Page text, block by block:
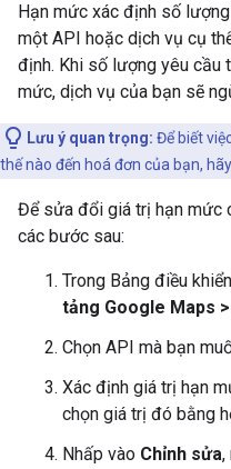
Hạn mức xác định số
một API hoặc dịch vụ cụ
định. Khi số lượng yêu cầu
mức, dịch vụ của bạn sẽ
Lưu ý quan trọng: Để biết
thế nào đến hoá đơn của bạn,
Để sửa đổi giá trị hạn mức
các bước sau:
Trong Bảng điều
tảng Google Maps
Chọn API mà bạn
Xác định giá trị hạn
chọn giá trị đó bằng
Nhấp vào Chỉnh sửa,